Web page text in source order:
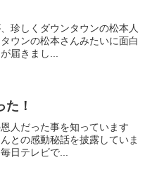
珍しくダウンタウンの松本人
ウンの松本さんみたいに面白
届きまし...
！
人だった事を知っています
との感動秘話を披露していま
日テレビで...